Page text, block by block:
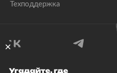
Техподдержка
Угадайте, где